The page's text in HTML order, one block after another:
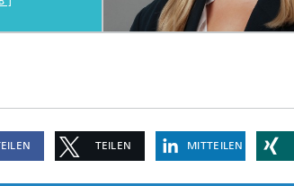
TEILEN MITTEILEN